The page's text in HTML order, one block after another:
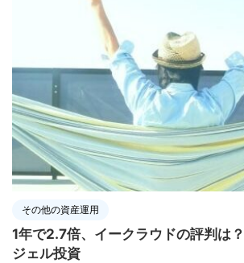
その他の資産運用
1年で2.7倍、イークラウドの評判は
ジェル投資